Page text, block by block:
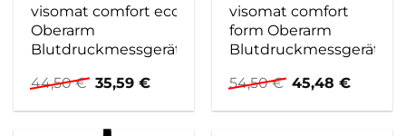
visomat comfort eco
Oberarm
Blutdruckmessgerät
44,50€ Ursprünglicher
Preis
war:
44,50 €
35,59€Aktueller
ist:
visomat comfort
form Oberarm
Blutdruckmessgerät
54,50€ Ursprünglicher
Preis
war:
45,48€
ist: